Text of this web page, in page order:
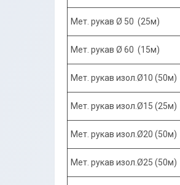
Мет. рукав Ø 50 (25м)
Мет. рукав Ø 60 (15м)
Мет. рукав изол.Ø10 (50м)
Мет. рукав изол.Ø15 (25м)
Мет. рукав изол.Ø20 (50м)
Мет. рукав изол.Ø25 (50м)